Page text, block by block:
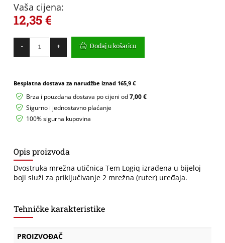
Vaša cijena:
12,35€
-
RJ45
2-
LOGIQ
+ Dodaj u košaricu
Besplatna dostava za narudžbe iznad 165,9 €
Brza i pouzdana dostava po cijeni od7,00 €
Sigurno i jednostavno plaćanje
100% sigurna kupovina
Opis proizvoda
Dvostruka mrežna utičnica Tem Logiq izrađena u bijeloj
boji služi za priključivanje 2 mrežna (ruter) uređaja.
Tehničke karakteristike
PROIZVOĐAČ